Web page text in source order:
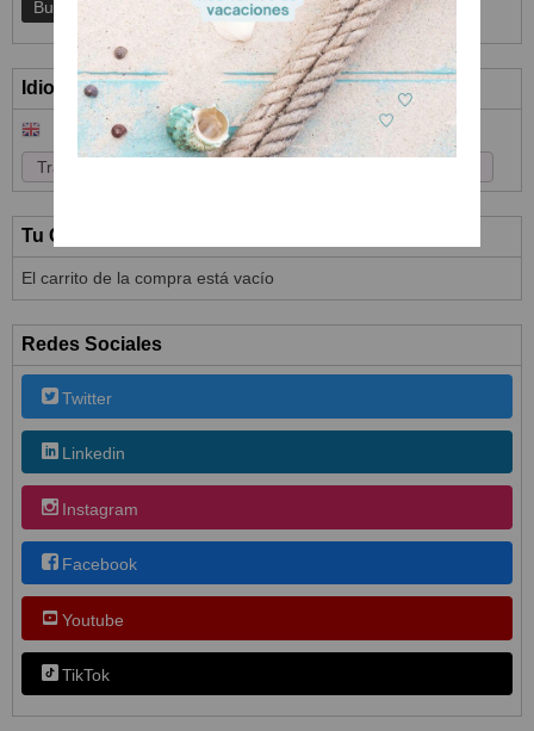
Idioma
Tu Carrito (0)
El carrito de la compra está vacío
Redes Sociales
Twitter
Linkedin
Instagram
Facebook
Youtube
TikTok